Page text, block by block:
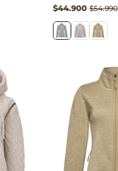
$44.900$54.990